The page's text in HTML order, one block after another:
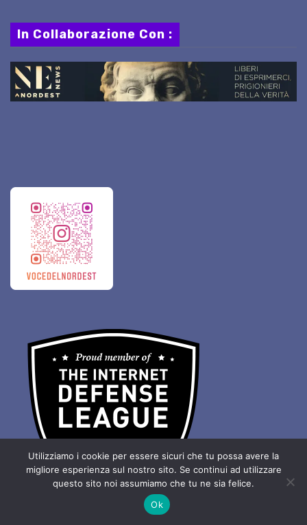
In Collaborazione Con :
Utilizziamo i cookie per essere sicuri che tu possa avere la
migliore esperienza sul nostro sito. Se continui ad utilizzare
questo sito noi assumiamo che tu ne sia felice.
Ok